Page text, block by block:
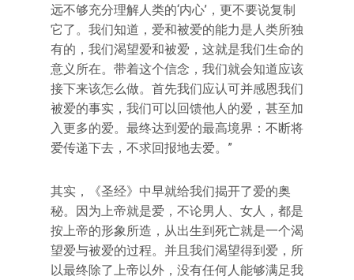
远不够充分理解人类的‘内心’，更不要说复制
它了。我们知道，爱和被爱的能力是人类所独
有的，我们渴望爱和被爱，这就是我们生命的
意义所在。带着这个信念，我们就会知道应该
接下来该怎么做。首先我们应认可并感恩我们
被爱的事实，我们可以回馈他人的爱，甚至加
入更多的爱。最终达到爱的最高境界：不断将
爱传递下去，不求回报地去爱。”
其实，《圣经》中早就给我们揭开了爱的奥
秘。因为上帝就是爱，不论男人、女人，都是
按上帝的形象所造，从出生到死亡就是一个渴
望爱与被爱的过程。并且我们渴望得到爱，所
以最终除了上帝以外，没有任何人能够满足我